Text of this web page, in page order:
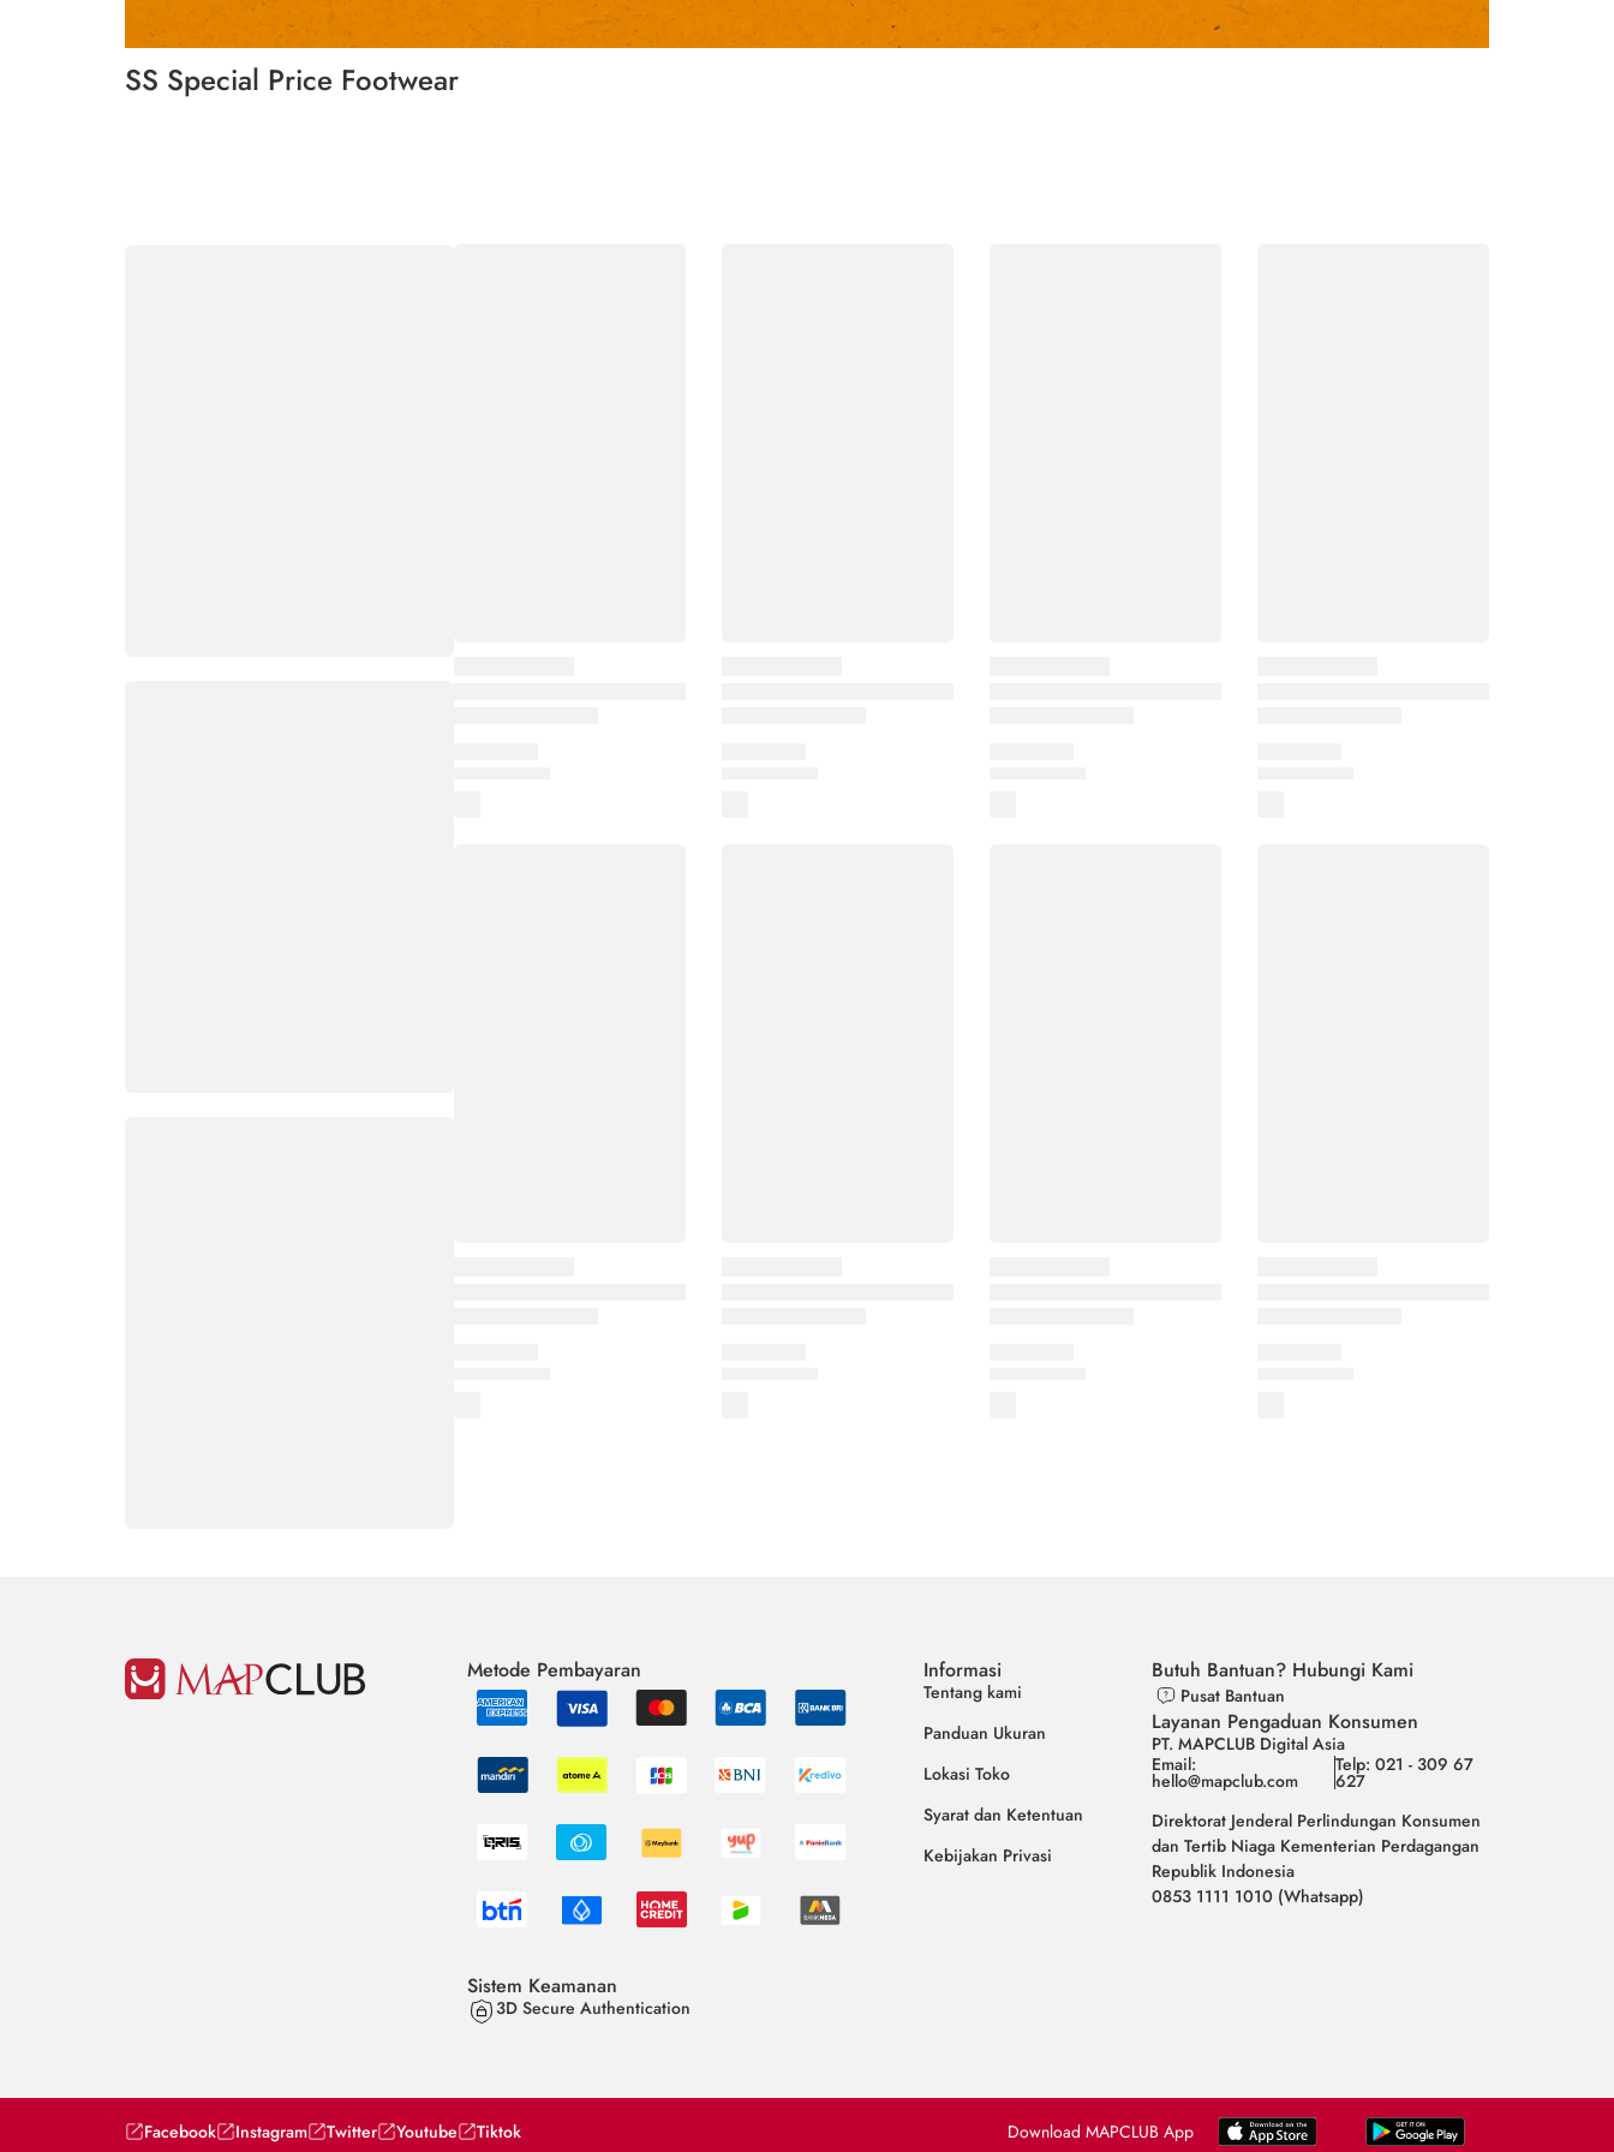
SS Special Price Footwear
Metode Pembayaran
Sistem Keamanan
3D Secure Authentication
Informasi
Tentang kami
Panduan Ukuran
Lokasi Toko
Syarat dan Ketentuan
Kebijakan Privasi
Butuh Bantuan? Hubungi Kami
Pusat Bantuan
Layanan Pengaduan Konsumen
PT. MAPCLUB Digital Asia
Email:
hello@mapclub.com
Telp: 021 - 309 67
627
Direktorat Jenderal Perlindungan Konsumen
dan Tertib Niaga Kementerian Perdagangan
Republik Indonesia
0853 1111 1010 (Whatsapp)
Facebook Instagram Twitter Youtube Tiktok Download MAPCLUB App